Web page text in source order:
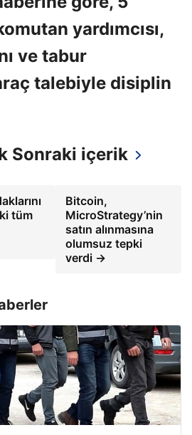
yardımcısı,
ve tabur
talebiyle disiplin
Sonraki içerik
tüm
Bitcoin,
MicroStrategy’nin
satın alınmasına
olumsuz tepki
verdi →